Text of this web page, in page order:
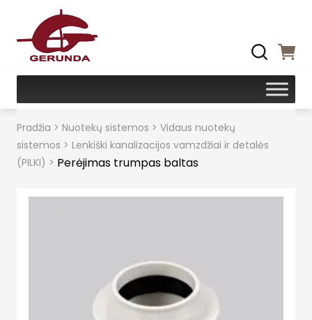
Pradžia > Nuotekų sistemos > Vidaus nuotekų
sistemos > Lenkiški kanalizacijos vamzdžiai ir detalės
(PILKI) > Perėjimas trumpas baltas